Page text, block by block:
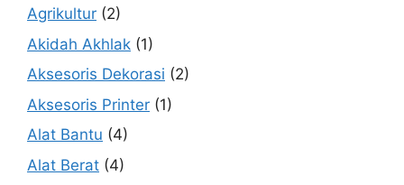
Agrikultur (2)
Akidah Akhlak (1)
Aksesoris Dekorasi (2)
Aksesoris Printer (1)
Alat Bantu (4)
Alat Berat (4)